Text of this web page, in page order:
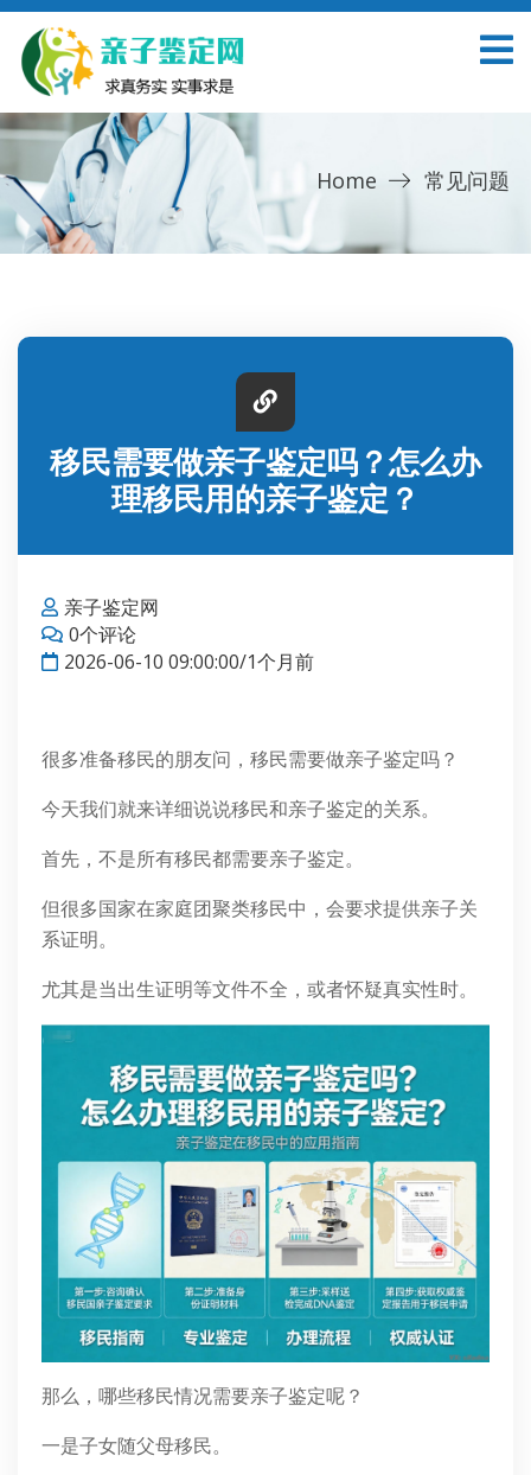
Home 常见问题
移民需要做亲子鉴定吗？怎么办
理移民用的亲子鉴定？
亲子鉴定网
0个评论
2026-06-10 09:00:00/1个月前
很多准备移民的朋友问，移民需要做亲子鉴定吗？
今天我们就来详细说说移民和亲子鉴定的关系。
首先，不是所有移民都需要亲子鉴定。
但很多国家在家庭团聚类移民中，会要求提供亲子关
系证明。
尤其是当出生证明等文件不全，或者怀疑真实性时。
那么，哪些移民情况需要亲子鉴定呢？
一是子女随父母移民。